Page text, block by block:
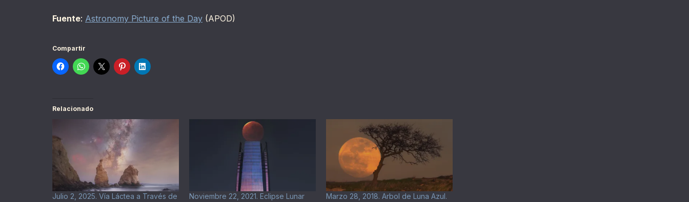
Fuente: Astronomy Picture of the Day (APOD)
Compartir
Relacionado
Julio 2, 2025. Vía Láctea a Través de Noviembre 22, 2021. Eclipse Lunar Marzo 28, 2018. Arbol de Luna Azul.